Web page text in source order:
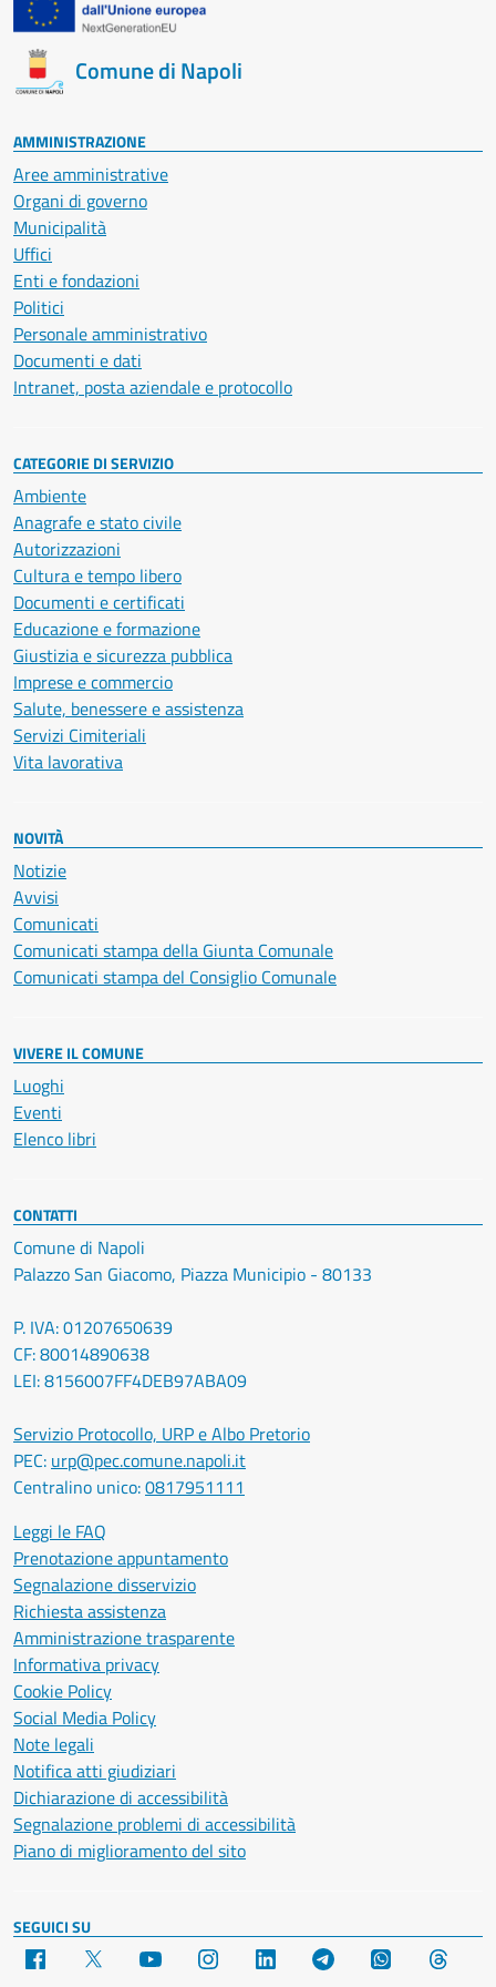
Comune di Napoli
AMMINISTRAZIONE
Aree amministrative
Organi di governo
Municipalità
Uffici
Enti e fondazioni
Politici
Personale amministrativo
Documenti e dati
Intranet, posta aziendale e protocollo
CATEGORIE DI SERVIZIO
Ambiente
Anagrafe e stato civile
Autorizzazioni
Cultura e tempo libero
Documenti e certificati
Educazione e formazione
Giustizia e sicurezza pubblica
Imprese e commercio
Salute, benessere e assistenza
Servizi Cimiteriali
Vita lavorativa
NOVITÀ
Notizie
Avvisi
Comunicati
Comunicati stampa della Giunta Comunale
Comunicati stampa del Consiglio Comunale
VIVERE IL COMUNE
Luoghi
Eventi
Elenco libri
CONTATTI
Comune di Napoli
Palazzo San Giacomo, Piazza Municipio - 80133
P. IVA: 01207650639
CF: 80014890638
LEI: 8156007FF4DEB97ABA09
Servizio Protocollo, URP e Albo Pretorio
PEC: urp@pec.comune.napoli.it
Centralino unico:0817951111
Leggi le FAQ
Prenotazione appuntamento
Segnalazione disservizio
Richiesta assistenza
Amministrazione trasparente
Informativa privacy
Cookie Policy
Social Media Policy
Note legali
Notifica atti giudiziari
Dichiarazione di accessibilità
Segnalazione problemi di accessibilità
Piano di miglioramento del sito
SEGUICI SU
Facebook YouTube Instagram LinkedIn Telegram WhatsApp